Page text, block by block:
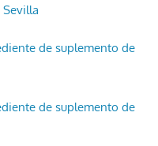
de suplemento de
de suplemento de